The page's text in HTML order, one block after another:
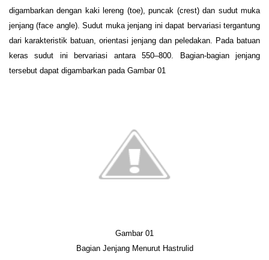
digambarkan dengan kaki lereng (toe), puncak (crest) dan sudut muka
jenjang (face angle). Sudut muka jenjang ini dapat bervariasi tergantung
dari karakteristik batuan, orientasi jenjang dan peledakan. Pada batuan
keras sudut ini bervariasi antara 550–800. Bagian-bagian jenjang
tersebut dapat digambarkan pada Gambar 01
Gambar 01
Bagian Jenjang Menurut Hastrulid